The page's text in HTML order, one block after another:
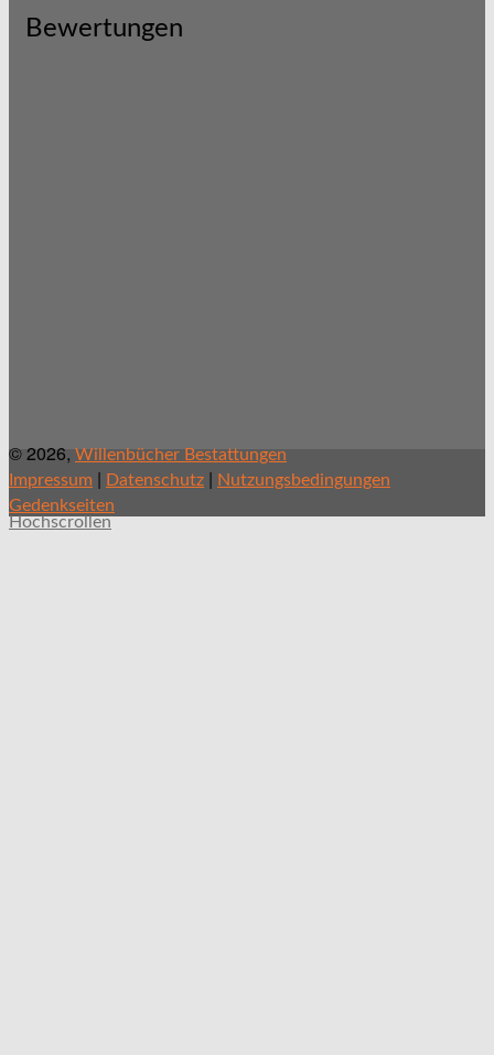
Bewertungen
© 2026, Willenbücher Bestattungen
Impressum | Datenschutz | Nutzungsbedingungen
Gedenkseiten
Hochscrollen